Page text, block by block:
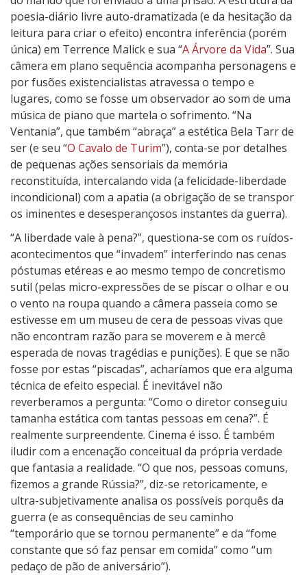
poesia-diário livre auto-dramatizada (e da hesitação da
leitura para criar o efeito) encontra inferência (porém
única) em Terrence Malick e sua “A Árvore da Vida”. Sua
câmera em plano sequência acompanha personagens e
por fusões existencialistas atravessa o tempo e
lugares, como se fosse um observador ao som de uma
música de piano que martela o sofrimento. “Na
Ventania”, que também “abraça” a estética Bela Tarr de
ser (e seu “O Cavalo de Turim”), conta-se por detalhes
de pequenas ações sensoriais da memória
reconstituída, intercalando vida (a felicidade-liberdade
incondicional) com a apatia (a obrigação de se transpor
os iminentes e desesperançosos instantes da guerra).
“A liberdade vale à pena?”, questiona-se com os ruídos-
acontecimentos que “invadem” interferindo nas cenas
póstumas etéreas e ao mesmo tempo de concretismo
sutil (pelas micro-expressões de se piscar o olhar e ou
o vento na roupa quando a câmera passeia como se
estivesse em um museu de cera de pessoas vivas que
não encontram razão para se moverem e à mercê
esperada de novas tragédias e punições). E que se não
fosse por estas “piscadas”, acharíamos que era alguma
técnica de efeito especial. É inevitável não
reverberamos a pergunta: “Como o diretor conseguiu
tamanha estática com tantas pessoas em cena?”. É
realmente surpreendente. Cinema é isso. É também
iludir com a encenação conceitual da própria verdade
que fantasia a realidade. “O que nos, pessoas comuns,
fizemos a grande Rússia?”, diz-se retoricamente, e
ultra-subjetivamente analisa os possíveis porquês da
guerra (e as consequências de seu caminho
“temporário que se tornou permanente” e da “fome
constante que só faz pensar em comida” como “um
pedaço de pão de aniversário”).